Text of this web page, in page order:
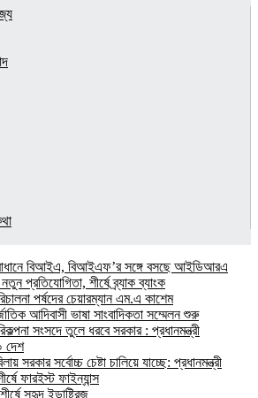
বিআইএ, বিআইএফ’র সঙ্গে বসছে আইডিআরএ
প্রতিযোগিতা, শীর্ষে ব্র্যাক ব্যাংক
পর্ষদের চেয়ারম্যান এম.এ কাশেম
আদিবাসী ভাষা সাংবাদিকতা সম্মেলন শুরু
সংসদে তুলে ধরবে সরকার : প্রধানমন্ত্রী
দেশ
সরকার সর্বোচ্চ চেষ্টা চালিয়ে যাচ্ছে: প্রধানমন্ত্রী
ফারইস্ট ফাইন্যান্স
সুহৃদ ইন্ডাষ্ট্রিজ